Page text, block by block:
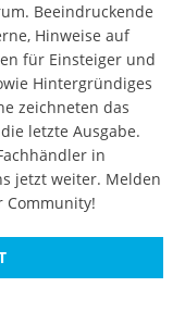
Beeindruckende
Hinweise auf
für Einsteiger und
Hintergründiges
zeichneten das
letzte Ausgabe.
in
jetzt weiter. Melden
Community!